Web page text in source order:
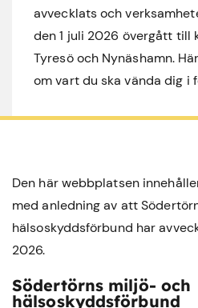
avvecklats och
den 1 juli 2026 övergått till
Tyresö och Nynäshamn.
om vart du ska vända dig i
Den här webbplatsen
med anledning av att
hälsoskyddsförbund har
2026.
Södertörns miljö- och
hälsoskyddsförbund